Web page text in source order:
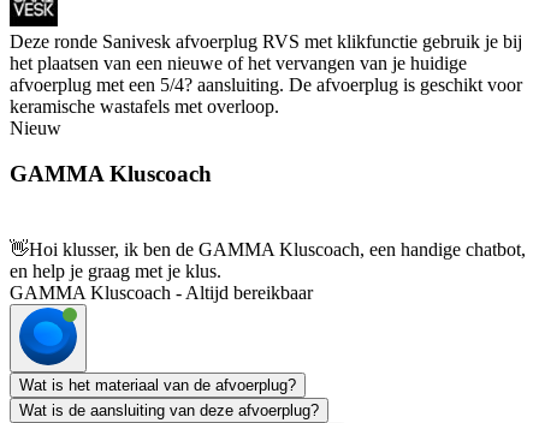
Deze ronde Sanivesk afvoerplug RVS met klikfunctie gebruik je bij
het plaatsen van een nieuwe of het vervangen van je huidige
afvoerplug met een 5/4? aansluiting. De afvoerplug is geschikt voor
keramische wastafels met overloop.
Nieuw
GAMMA Kluscoach
👋Hoi klusser, ik ben de GAMMA Kluscoach, een handige chatbot,
en help je graag met je klus.
GAMMA Kluscoach - Altijd bereikbaar
Wat is het materiaal van de afvoerplug?
Wat is de aansluiting van deze afvoerplug?